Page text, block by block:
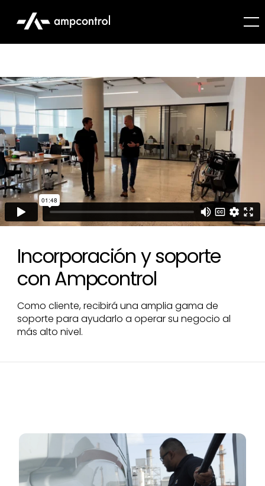
Incorporación y soporte
con Ampcontrol
Como cliente, recibirá una amplia gama de
soporte para ayudarlo a operar su negocio al
más alto nivel.